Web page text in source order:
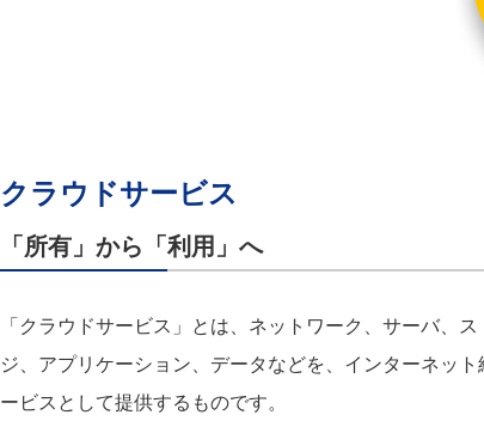
クラウドサービス
「所有」から「利用」へ
「クラウドサービス」とは、ネットワーク、サーバ、ス
ジ、アプリケーション、データなどを、インターネット
ービスとして提供するものです。